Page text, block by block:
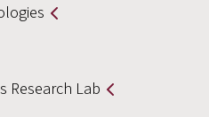
Research Lab